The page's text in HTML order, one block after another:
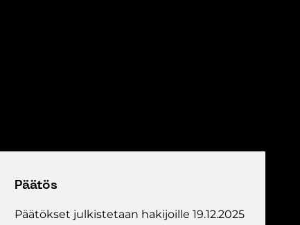
Päätös
Päätökset julkistetaan hakijoille 19.12.2025